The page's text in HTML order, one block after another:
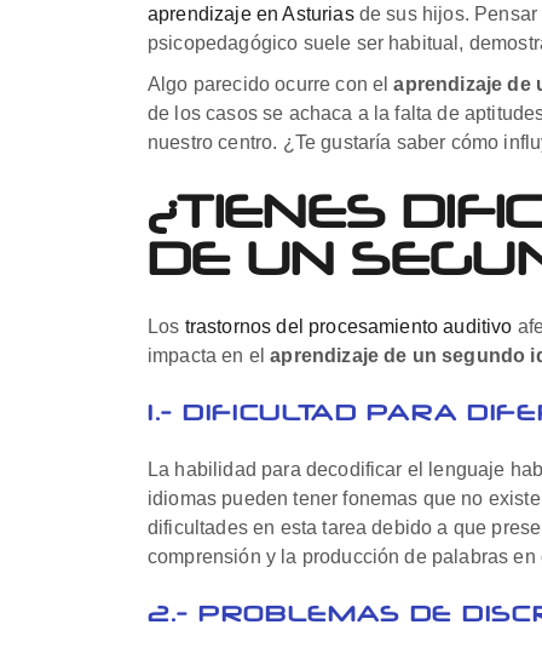
aprendizaje en Asturiasde sus hijos.
psicopedagógico suele ser habitual,
Algo parecido ocurre con elaprendizaje de
de los casos se achaca a la falta de
nuestro centro. ¿Te gustaría saber cómo
¿TIENES
DE UN
Los trastornos del procesamiento auditivo
impacta en elaprendizaje de un segundo
1.- DIFICULTAD PARA
La habilidad para decodificar el lenguaje
idiomas pueden tener fonemas que no
dificultades en esta tarea debido a que
comprensión y la producción de palabras en
2.- PROBLEMAS DE